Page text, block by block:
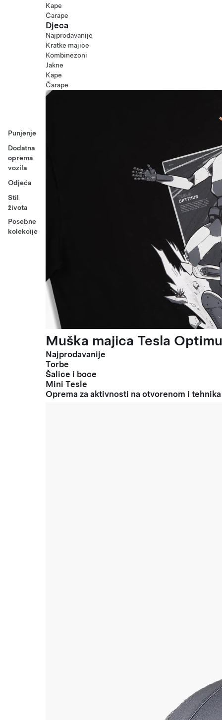
Punjenje
Dodatna
oprema
vozila
Odjeća
Stil
života
Posebne
kolekcije
Kape
Čarape
Djeca
Najprodavanije
Kratke majice
Kombinezoni
Jakne
Kape
Čarape
Muška majica Tesla
Najprodavanije
Torbe
Šalice i boce
Mini Tesle
Oprema za aktivnosti na otvorenom i tehnika